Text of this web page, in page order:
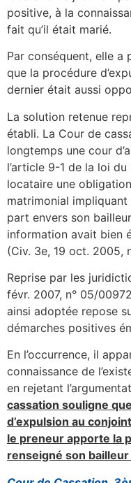
positive, à la
fait qu’il était marié.
Par conséquent, elle a
que la procédure
dernier était aussi
La solution retenue
établi. La Cour de
longtemps une cour
l’article 9-1 de la loi
locataire une
matrimonial
part envers son
information avait bien
(Civ. 3e, 19 oct. 2005,
Reprise par les
févr. 2007, n° 05/
ainsi adoptée repose
démarches positives
En l’occurrence, il
connaissance de
en rejetant
cassation souligne
d’expulsion au
le preneur apporte la
renseigné son